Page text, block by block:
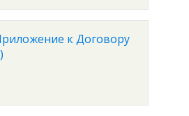
к Договору